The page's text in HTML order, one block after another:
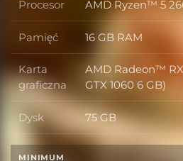
Procesor Procesor
AMD Ryzen™ 5
Pamięć Pamięć
16 GB RAM
Karta
graficzna
Karta graficzna
AMD Radeon™
GTX 1060 6 GB)
Dysk Dysk
75 GB
MINIMUM